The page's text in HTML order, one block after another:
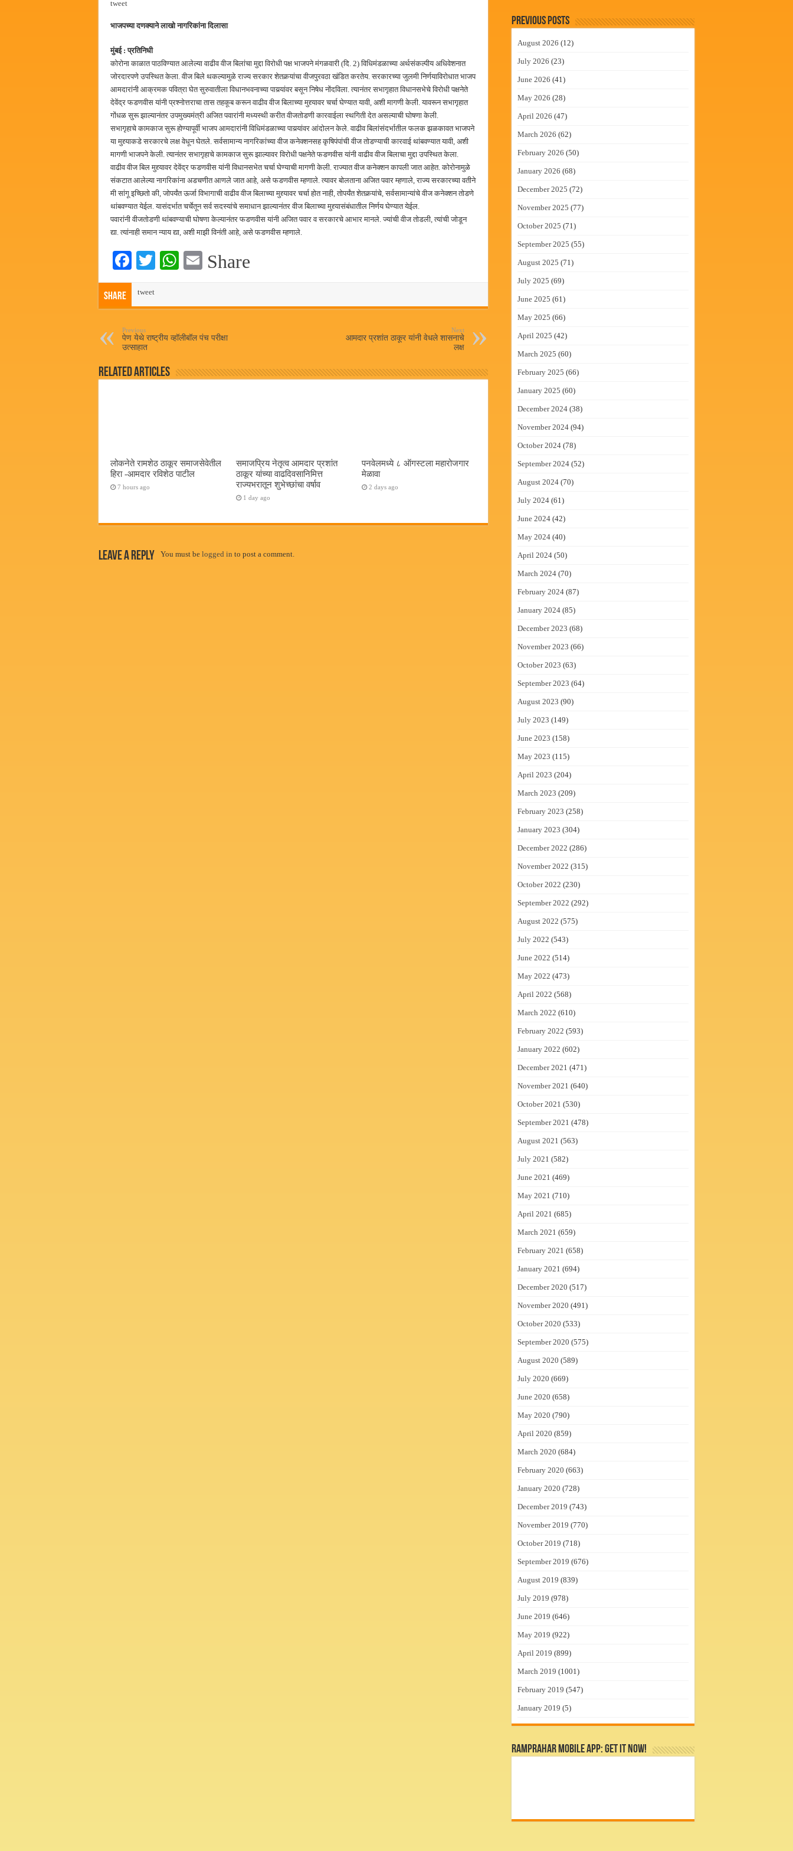
कामोठे येथे समाजोपयोगी वस्तूंच्या वाटपाचा उपक्रम
बाल्मर लॉरी आणि शेल इंडियातील कंत्राटी कामगारांना भरघोस पगारवाढ
tweet
भाजपच्या दणक्याने लाखो नागरिकांना दिलासा
मुंबई : प्रतिनिधी
कोरोना काळात पाठविण्यात आलेल्या वाढीव वीज बिलांचा मुद्दा विरोधी पक्ष भाजपने मंगळवारी (दि. 2) विधिमंडळाच्या अर्थसंकल्पीय अधिवेशनात
जोरदारपणे उपस्थित केला. वीज बिले थकल्यामुळे राज्य सरकार शेतकर्‍यांचा वीजपुरवठा खंडित करतेय. सरकारच्या जुलमी निर्णयाविरोधात भाजप
आमदारांनी आक्रमक पवित्रा घेत सुरुवातीला विधानभवनाच्या पायर्‍यांवर बसून निषेध नोंदविला. त्यानंतर सभागृहात विधानसभेचे विरोधी पक्षनेते
देवेंद्र फडणवीस यांनी प्रश्नोत्तराचा तास तहकूब करून वाढीव वीज बिलाच्या मुद्द्यावर चर्चा घेण्यात यावी, अशी मागणी केली. यावरून सभागृहात
गोंधळ सुरू झाल्यानंतर उपमुख्यमंत्री अजित पवारांनी मध्यस्थी करीत वीजतोडणी कारवाईला स्थगिती देत असल्याची घोषणा केली.
सभागृहाचे कामकाज सुरू होण्यापूर्वी भाजप आमदारांनी विधिमंडळाच्या पायर्‍यांवर आंदोलन केले. वाढीव बिलांसंदर्भातील फलक झळकावत भाजपने
या मुद्द्याकडे सरकारचे लक्ष वेधून घेतले. सर्वसामान्य नागरिकांच्या वीज कनेक्शनसह कृषिपंपांची वीज तोडण्याची कारवाई थांबवण्यात यावी, अशी
मागणी भाजपने केली. त्यानंतर सभागृहाचे कामकाज सुरू झाल्यावर विरोधी पक्षनेते फडणवीस यांनी वाढीव वीज बिलाचा मुद्दा उपस्थित केला.
वाढीव वीज बिल मुद्द्यावर देवेंद्र फडणवीस यांनी विधानसभेत चर्चा घेण्याची मागणी केली. राज्यात वीज कनेक्शन कापली जात आहेत. कोरोनामुळे
संकटात आलेल्या नागरिकांना अडचणीत आणले जात आहे, असे फडणवीस म्हणाले. त्यावर बोलताना अजित पवार म्हणाले, राज्य सरकारच्या वतीने
मी सांगू इच्छितो की, जोपर्यंत ऊर्जा विभागाची वाढीव वीज बिलाच्या मुद्द्यावर चर्चा होत नाही, तोपर्यंत शेतकर्‍यांचे, सर्वसामान्यांचे वीज कनेक्शन तोडणे
थांबवण्यात येईल. यासंदर्भात चर्चेतून सर्व सदस्यांचे समाधान झाल्यानंतर वीज बिलाच्या मुद्द्यासंबंधातील निर्णय घेण्यात येईल.
पवारांनी वीजतोडणी थांबवण्याची घोषणा केल्यानंतर फडणवीस यांनी अजित पवार व सरकारचे आभार मानले. ज्यांची वीज तोडली, त्यांची जोडून
द्या. त्यांनाही समान न्याय द्या, अशी माझी विनंती आहे, असे फडणवीस म्हणाले.
Fa
bo
ok
T
r
W
A
pp
E
Share
Share tweet
Previous
पेण येथे राष्ट्रीय व्हॉलीबॉल पंच परीक्षा
उत्साहात
Next
आमदार प्रशांत ठाकूर यांनी वेधले शासनाचे
लक्ष
Related Articles
लोकनेते रामशेठ ठाकूर समाजसेवेतील
हिरा -आमदार रविशेठ पाटील
7 hours ago
समाजप्रिय नेतृत्व आमदार प्रशांत
ठाकूर यांच्या वाढदिवसानिमित्त
राज्यभरातून शुभेच्छांचा वर्षाव
1 day ago
पनवेलमध्ये ८ ऑगस्टला महारोजगार
मेळावा
2 days ago
Leave a Reply You must be logged in to post a comment.
Previous Posts
August 2026 (12)
July 2026 (23)
June 2026 (41)
May 2026 (28)
April 2026 (47)
March 2026 (62)
February 2026 (50)
January 2026 (68)
December 2025 (72)
November 2025 (77)
October 2025 (71)
September 2025 (55)
August 2025 (71)
July 2025 (69)
June 2025 (61)
May 2025 (66)
April 2025 (42)
March 2025 (60)
February 2025 (66)
January 2025 (60)
December 2024 (38)
November 2024 (94)
October 2024 (78)
September 2024 (52)
August 2024 (70)
July 2024 (61)
June 2024 (42)
May 2024 (40)
April 2024 (50)
March 2024 (70)
February 2024 (87)
January 2024 (85)
December 2023 (68)
November 2023 (66)
October 2023 (63)
September 2023 (64)
August 2023 (90)
July 2023 (149)
June 2023 (158)
May 2023 (115)
April 2023 (204)
March 2023 (209)
February 2023 (258)
January 2023 (304)
December 2022 (286)
November 2022 (315)
October 2022 (230)
September 2022 (292)
August 2022 (575)
July 2022 (543)
June 2022 (514)
May 2022 (473)
April 2022 (568)
March 2022 (610)
February 2022 (593)
January 2022 (602)
December 2021 (471)
November 2021 (640)
October 2021 (530)
September 2021 (478)
August 2021 (563)
July 2021 (582)
June 2021 (469)
May 2021 (710)
April 2021 (685)
March 2021 (659)
February 2021 (658)
January 2021 (694)
December 2020 (517)
November 2020 (491)
October 2020 (533)
September 2020 (575)
August 2020 (589)
July 2020 (669)
June 2020 (658)
May 2020 (790)
April 2020 (859)
March 2020 (684)
February 2020 (663)
January 2020 (728)
December 2019 (743)
November 2019 (770)
October 2019 (718)
September 2019 (676)
August 2019 (839)
July 2019 (978)
June 2019 (646)
May 2019 (922)
April 2019 (899)
March 2019 (1001)
February 2019 (547)
January 2019 (5)
RamPrahar Mobile App: Get it Now!